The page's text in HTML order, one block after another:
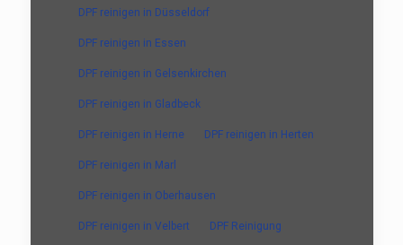
DPF reinigen in Düsseldorf
DPF reinigen in Essen
DPF reinigen in Gelsenkirchen
DPF reinigen in Gladbeck
DPF reinigen in Herne DPF reinigen in Herten
DPF reinigen in Marl
DPF reinigen in Oberhausen
DPF reinigen in Velbert DPF Reinigung